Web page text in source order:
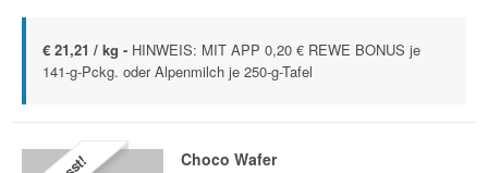
€ 21,21 / kg - HINWEIS: MIT APP 0,20 € REWE BONUS je
141-g-Pckg. oder Alpenmilch je 250-g-Tafel
Choco Wafer